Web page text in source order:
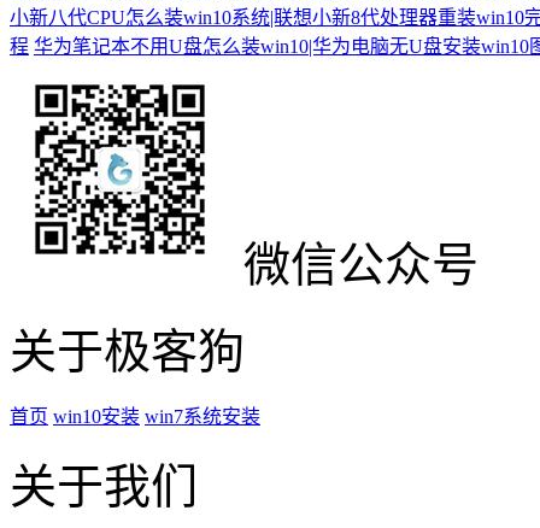
小新八代CPU怎么装win10系统|联想小新8代处理器重装win10
程 华为笔记本不用U盘怎么装win10|华为电脑无U盘安装win10
微信公众号
关于极客狗
首页 win10安装 win7系统安装
关于我们